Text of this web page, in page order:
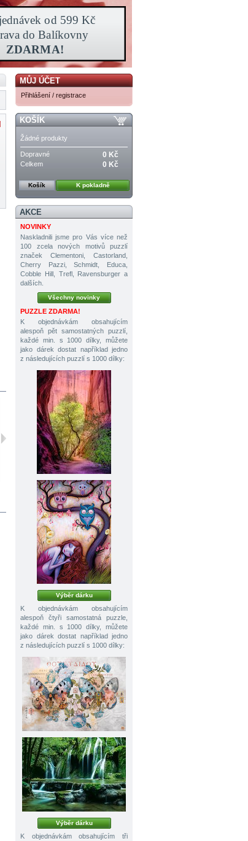
1000 dílků 1000 dílků
MŮJ ÚČET
Přihlášení / registrace
KOŠÍK
Žádné produkty
Dopravné 0 Kč
Celkem 0 Kč
Košík K pokladně
AKCE
NOVINKY
Naskladnili jsme pro Vás více než
100 zcela nových motivů puzzlí
značek Clementoni, Castorland,
Cherry Pazzi, Schmidt, Educa,
Cobble Hill, Trefl, Ravensburger a
dalších.
Všechny novinky
PUZZLE ZDARMA!
K objednávkám obsahujícím
alespoň pět samostatných puzzlí,
každé min. s 1000 dílky, můžete
jako dárek dostat například jedno
z následujících puzzlí s 1000 dílky:
Výběr dárku
K objednávkám obsahujícím
alespoň čtyři samostatná puzzle,
každé min. s 1000 dílky, můžete
jako dárek dostat například jedno
z následujících puzzlí s 1000 dílky:
Výběr dárku
K objednávkám obsahujícím tři